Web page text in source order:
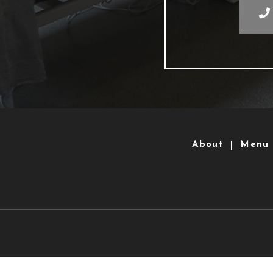
About Menu